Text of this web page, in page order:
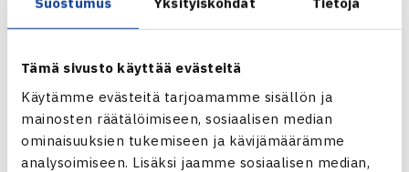
Tämä sivusto käyttää evästeitä
Käytämme evästeitä tarjoamamme sisällön ja
mainosten räätälöimiseen, sosiaalisen median
ominaisuuksien tukemiseen ja kävijämäärämme
analysoimiseen. Lisäksi jaamme sosiaalisen median,
Ykköspelaajien ottelussa Otto Virtanen(ATP-110) aloitti